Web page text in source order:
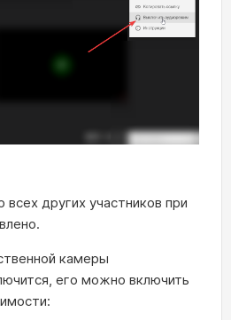
других участников при
камеры
его можно включить